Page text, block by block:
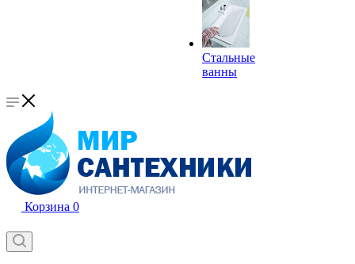
Стальные
ванны
Корзина 0